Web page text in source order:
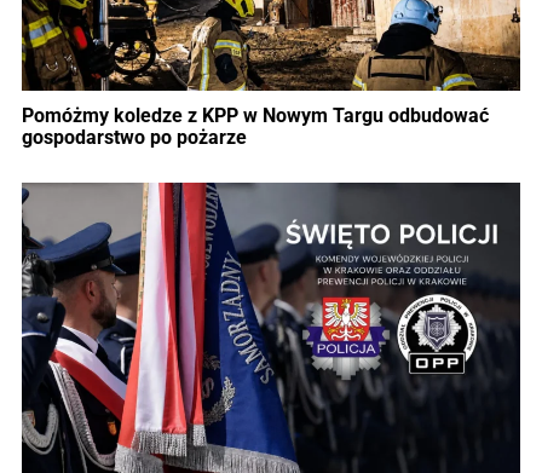
Pomóżmy koledze z KPP w Nowym Targu odbudować
gospodarstwo po pożarze